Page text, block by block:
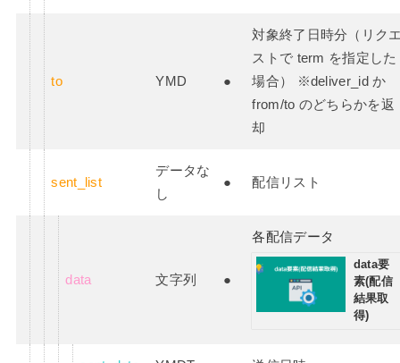
to YMD ●
対象終了日時分（リク
ストで term を指定した
場合） ※deliver_id か
from/to のどちらかを返
却
sent_list
データな
し
● 配信リスト
data 文字列 ●
各配信データ
data要
素(配信
結果取
得)